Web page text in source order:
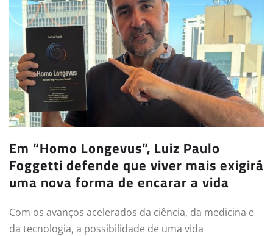
Em “Homo Longevus”, Luiz Paulo
Foggetti defende que viver mais exigirá
uma nova forma de encarar a vida
Com os avanços acelerados da ciência, da medicina e
da tecnologia, a possibilidade de uma vida